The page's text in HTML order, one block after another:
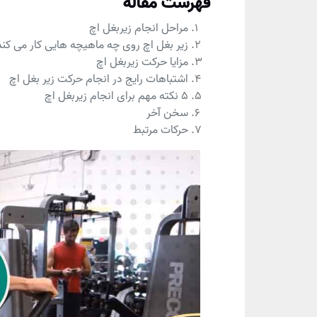
مراحل انجام زیربغل اچ
زیر بغل اچ روی چه ماهیچه هایی کار می
مزایا حرکت زیربغل اچ
اشتباهات رایج در انجام حرکت زیر بغل اچ
5 نکته مهم برای انجام زیربغل اچ
سخن آخر
حرکات مرتبط